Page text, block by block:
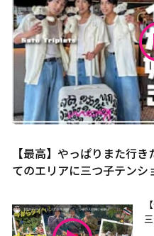
【最高】やっぱりまた行
てのエリアに三つ子テンシ